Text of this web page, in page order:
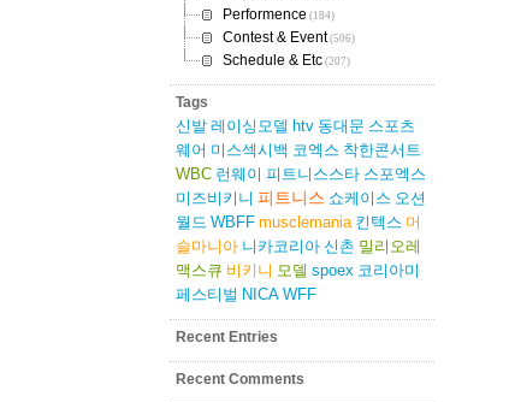
Performence (184)
Contest & Event(506)
Schedule & Etc(207)
Tags
신발 레이싱모델 htv 동대문 스포츠
웨어 미스섹시백 코엑스 착한콘서트
WBC 런웨이 피트니스스타 스포엑스
미즈비키니 피트니스 쇼케이스 오션
월드 WBFF musclemania 킨텍스 머
슬마니아 니카코리아 신촌 밀리오레
맥스큐 비키니 모델 spoex 코리아미
페스티벌 NICA WFF
Recent Entries
Recent Comments